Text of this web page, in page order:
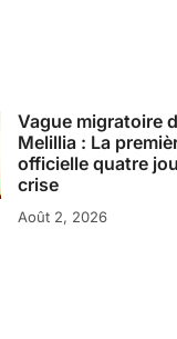
Vague migratoire
Melillia : La
officielle quatre
crise
Août 2, 2026